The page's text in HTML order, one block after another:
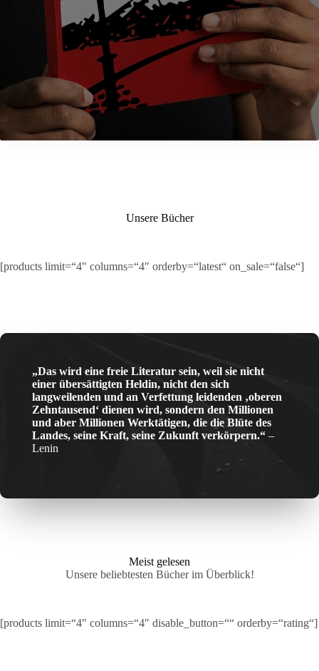
Unsere Bücher
[products limit=“4″ columns=“4″ orderby=“latest“ on_sale=“false“]
„Das wird eine freie Literatur sein, weil sie nicht
einer übersättigten Heldin, nicht den sich
langweilenden und an Verfettung leidenden ‚oberen
Zehntausend‘ dienen wird, sondern den Millionen
und aber Millionen Werktätigen, die die Blüte des
Landes, seine Kraft, seine Zukunft verkörpern.“–
Lenin
Meist gelesen
Unsere beliebtesten Bücher im Überblick!
[products limit=“4″ columns=“4″ disable_button=““ orderby=“rating“]